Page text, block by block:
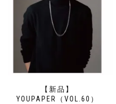
【新品】
YOUPAPER（VOL.60）